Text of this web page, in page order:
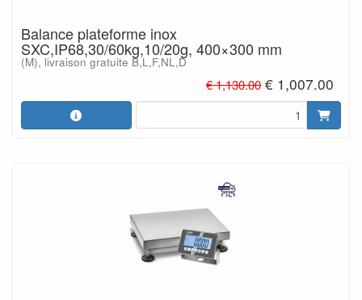
Balance plateforme inox
SXC,IP68,30/60kg,10/20g, 400×300 mm
(M), livraison gratuite B,L,F,NL,D
€ 1,130.00 € 1,007.00